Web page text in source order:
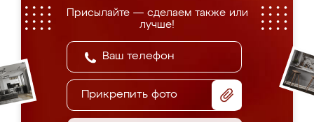
Присылайте — сделаем также или
лучше!
Прикрепить фото